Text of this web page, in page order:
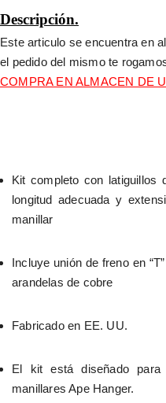
Descripción.
Este articulo se encuentra en
el pedido del mismo te
COMPRA EN ALMACEN DE
Kit completo con latiguillos
longitud adecuada y
manillar
Incluye unión de freno en
arandelas de cobre
Fabricado en EE. UU.
El kit está diseñado
manillares Ape Hanger.